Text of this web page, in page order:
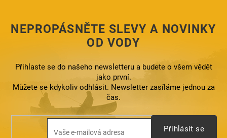
NEPROPÁSNĚTE SLEVY A NOVINKY
OD VODY
Přihlaste se do našeho newsletteru a budete o všem vědět
jako první.
Můžete se kdykoliv odhlásit. Newsletter zasíláme jednou za
čas.
Přihlásit se